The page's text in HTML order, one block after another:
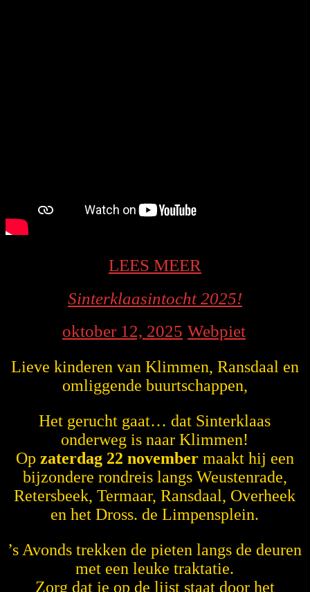
LEES MEER
Sinterklaasintocht 2025!
oktober 12, 2025 oktober
2025
WebpietWebpiet
Lieve kinderen van Klimmen, Ransdaal en
omliggende buurtschappen,
Het gerucht gaat… dat Sinterklaas
onderweg is naar Klimmen!
Op zaterdag 22 november maakt hij een
bijzondere rondreis langs Weustenrade,
Retersbeek, Termaar, Ransdaal, Overheek
en het Dross. de Limpensplein.
’s Avonds trekken de pieten langs de deuren
met een leuke traktatie.
Zorg dat je op de lijst staat door het